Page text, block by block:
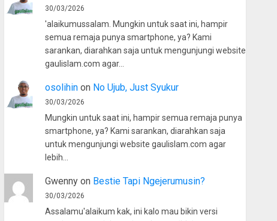
30/03/2026
'alaikumussalam. Mungkin untuk saat ini, hampir
semua remaja punya smartphone, ya? Kami
sarankan, diarahkan saja untuk mengunjungi website
gaulislam.com agar…
osolihinon No Ujub, Just Syukur
30/03/2026
Mungkin untuk saat ini, hampir semua remaja punya
smartphone, ya? Kami sarankan, diarahkan saja
untuk mengunjungi website gaulislam.com agar
lebih…
Gwennyon Bestie Tapi Ngejerumusin?
30/03/2026
Assalamu'alaikum kak, ini kalo mau bikin versi